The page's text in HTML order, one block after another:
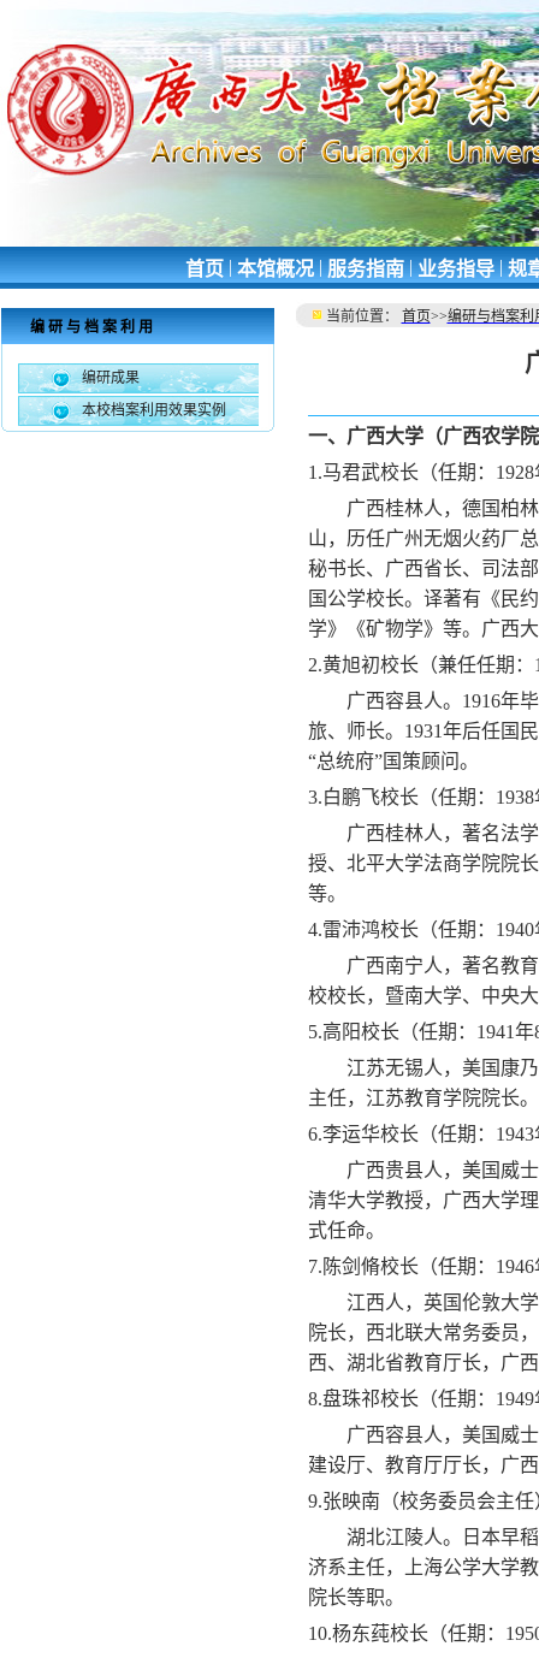
首页|本馆概况|服务指南|业务指导|规
编研与档案利用
编研成果
本校档案利用效果实例
当前位置： 首页>>编研与档案利
一、广西大学（广西农学
1.马君武校长（任期： 1928
广西桂林人，德国柏
山，历任广州无烟火药厂
秘书长、广西省长、司法
国公学校长。译著有《民
学》《矿物学》等。广西
2.黄旭初校长（兼任任期：
广西容县人。 1916年
旅、师长。 1931年后任国
“总统府”国策顾问。
3.白鹏飞校长（任期： 1938
广西桂林人，著名法
授、北平大学法商学院院
等。
4.雷沛鸿校长（任期： 1940
广西南宁人，著名教
校校长，暨南大学、中央
5.高阳校长（任期： 1941年
江苏无锡人，美国康
主任，江苏教育学院院长。
6.李运华校长（任期： 1943
广西贵县人，美国威
清华大学教授，广西大学
式任命。
7. 陈剑脩校长（任期： 1946
江西人，英国伦敦大
院长，西北联大常务委员
西、湖北省教育厅长，广
8.盘珠祁校长（任期： 1949
广西容县人，美国威
建设厅、教育厅厅长，广
9.张映南（校务委员会主
湖北江陵人。日本早
济系主任，上海公学大学
院长等职。
10.杨东莼校长（任期：